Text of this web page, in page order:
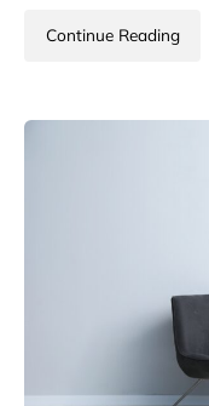
Continue Reading